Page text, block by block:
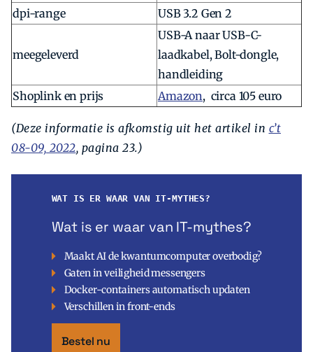
dpi-range
USB 3.2 Gen 2
meegeleverd
USB-A naar USB-C-
laadkabel, Bolt-dongle,
handleiding
Shoplink en prijs
Amazon, circa 105 euro
(Deze informatie is afkomstig uit het artikel in c’t
08-09, 2022, pagina 23.)
WAT IS ER WAAR VAN IT-MYTHES?
Wat is er waar van IT-mythes?
Maakt AI de kwantumcomputer overbodig?
Gaten in veiligheid messengers
Docker-containers automatisch updaten
Verschillen in front-ends
Bestel nu